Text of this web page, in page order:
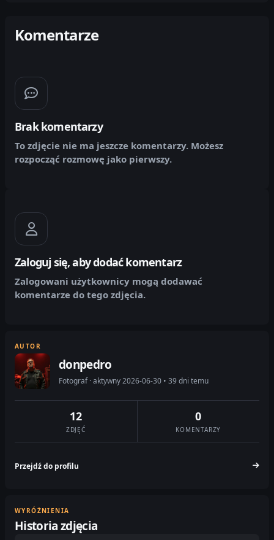
Komentarze
Brak komentarzy
To zdjęcie nie ma jeszcze komentarzy. Możesz
rozpocząć rozmowę jako pierwszy.
Zaloguj się, aby dodać komentarz
Zalogowani użytkownicy mogą dodawać
komentarze do tego zdjęcia.
AUTOR
donpedro
Fotograf · aktywny 2026-06-30 • 39 dni temu
12
ZDJĘĆ
0
KOMENTARZY
Przejdź do profilu
WYRÓŻNIENIA
Historia zdjęcia